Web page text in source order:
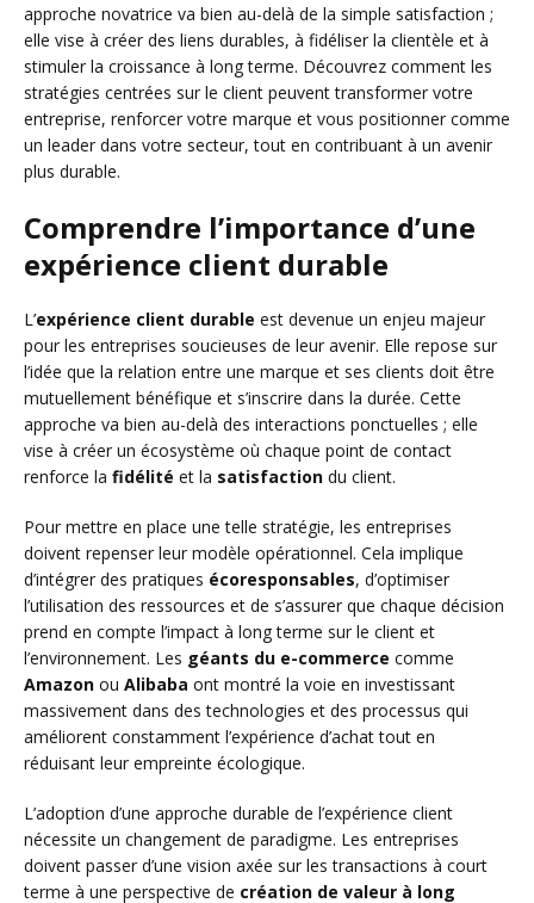
approche novatrice va bien au-delà de la simple satisfaction ;
elle vise à créer des liens durables, à fidéliser la clientèle et à
stimuler la croissance à long terme. Découvrez comment les
stratégies centrées sur le client peuvent transformer votre
entreprise, renforcer votre marque et vous positionner comme
un leader dans votre secteur, tout en contribuant à un avenir
plus durable.
Comprendre l’importance d’une
expérience client durable
L’expérience client durable est devenue un enjeu majeur
pour les entreprises soucieuses de leur avenir. Elle repose sur
l’idée que la relation entre une marque et ses clients doit être
mutuellement bénéfique et s’inscrire dans la durée. Cette
approche va bien au-delà des interactions ponctuelles ; elle
vise à créer un écosystème où chaque point de contact
renforce la fidélité et la satisfaction du client.
Pour mettre en place une telle stratégie, les entreprises
doivent repenser leur modèle opérationnel. Cela implique
d’intégrer des pratiques écoresponsables, d’optimiser
l’utilisation des ressources et de s’assurer que chaque décision
prend en compte l’impact à long terme sur le client et
l’environnement. Les géants du e-commerce comme
Amazon ou Alibaba ont montré la voie en investissant
massivement dans des technologies et des processus qui
améliorent constamment l’expérience d’achat tout en
réduisant leur empreinte écologique.
L’adoption d’une approche durable de l’expérience client
nécessite un changement de paradigme. Les entreprises
doivent passer d’une vision axée sur les transactions à court
terme à une perspective de création de valeur à long